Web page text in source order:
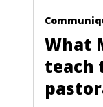
What
teach